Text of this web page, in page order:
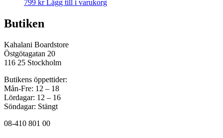
799 kr Lägg till i varukorg
Butiken
Kahalani Boardstore
Östgötagatan 20
116 25 Stockholm
Butikens öppettider:
Mån-Fre: 12 – 18
Lördagar: 12 – 16
Söndagar: Stängt
08-410 801 00